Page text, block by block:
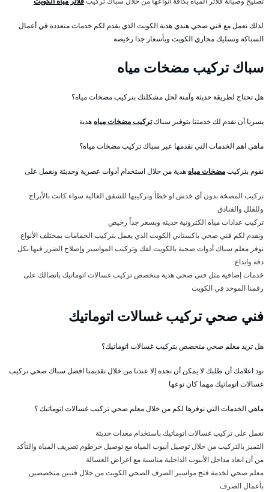
لذلك نعمل مع فني صحي هندي هدية الكويت الذي يقدم لكم خدمات متعددة في أعمال
السباكة وتسليك مجاري الكويت وبأسعار جدا رخيصة
سباك تركيب مضخات مياه
هل تحتاج لطريقة حديثة وآمنة لحل مشكلتك بتركيب مضخات مياه؟
يسرنا أن نقدم لك خدمتنا بتوفير سباكتركيب مضخات مياههدية
ماهي اهم الخدمات التي نقدمها عبر سباك تركيب مضخات مياه؟
نقوم بتركيبمضخات مياههدية من خلال استخدام أدوات عصرية وحديثة ونعمل على
تركيب المضخة بدون أي خدش او خطأ وتركيبها للشقق العالية سواء كانت بالأبراج
وللفلل والفنادق
تركيب عدادات مياه الكترونية حديثه وبسعر جداً رخيص
ونقدم لكم فني صحي باكستاني الكويت الذي يعمل بتركيب الحمامات بمختلف الأنواع
نوفر معلم سباك أدوات صحية بالكويت لفك وتركيب المواسير وإصلاح الضرر فيها بكل
دقة وابداع
خدمات إضافية مثل فني صحي هدية متخصص تركيب غسالات اتوماتيك باتصالك على
رقمنا الموحد في الكويت
فني صحي تركيب غسالات اتوماتيك
هل تريد معلم صحي متخصص بتركيب غسالات اتوماتيك؟
نود اعلامك أن طلبك لا يمكن أن تجده إلا عندنا من خلال تقديمنا افضل سباك صحي تركيب
غسالات اتوماتيك مهما كان نوعها
ماهي الخدمات التي نوفرها لكم من خلال معلم صحي تركيب غسالات اتوماتيك ؟
نعمل على تركيب غسالات اتوماتيك باستخدام معدات حديثة
التميز بالتركيب من خلال توصيل أنبوب المياه مع توصيل خرطوم تصريف المياه والتأكد
من أن ابعاد مداخل الأنبوب الداخلية مناسبة مع اعراض الغسالة
معلم صحي لخدمة فتح مواسير الصرف الصحي الكويت من خلال فنيين متخصصين
بأعمال الصرف